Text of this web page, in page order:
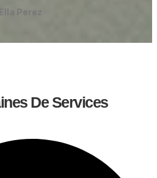
Ella Perez
De Services